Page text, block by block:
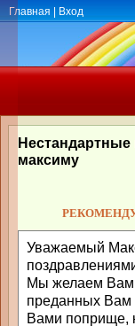
Главная Вход
максиму
Уважаемый
Мы желаем Вам
преданных Вам
Вами поприще,